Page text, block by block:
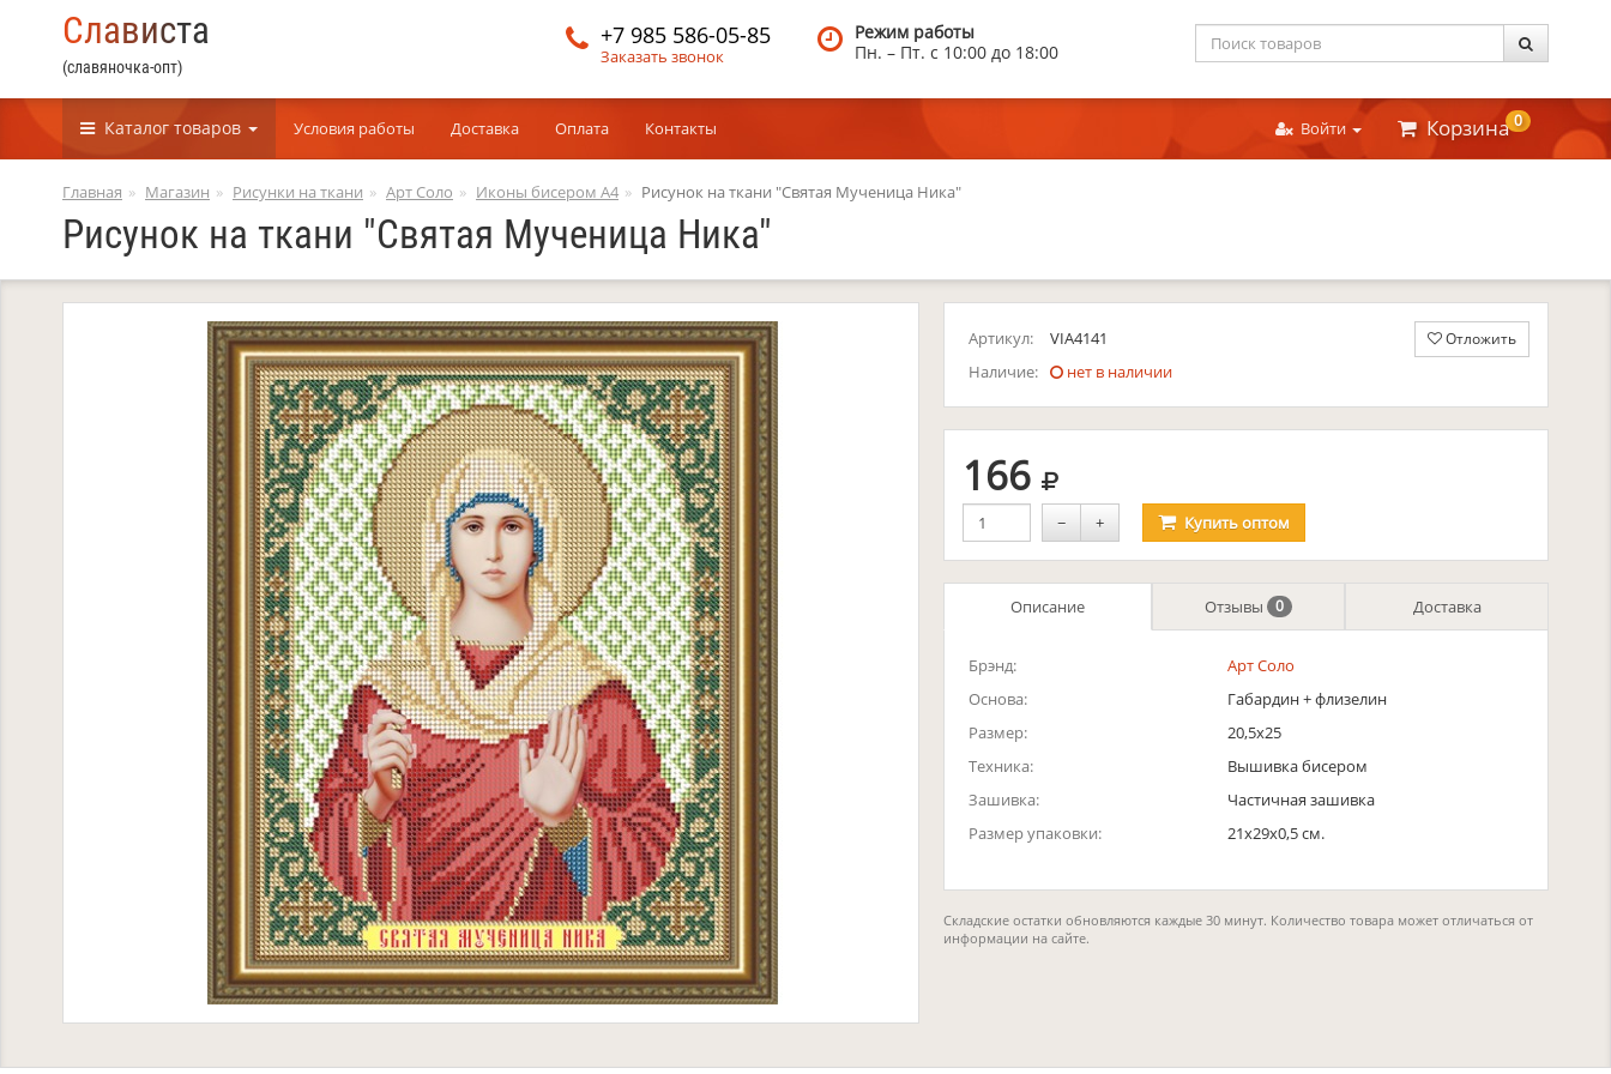
Слависта
(славяночка-опт)
+7 985 586-05-85
Заказать звонок
Режим работы
Пн. – Пт. c 10:00 до 18:00
Каталог товаров Войти Корзина0
Условия работы Доставка Оплата Контакты
Главная Магазин Рисунки на ткани Арт Соло Иконы бисером A4 Рисунок на ткани "Святая Мученица Ника"
Рисунок на ткани "Святая Мученица Ника"
Артикул:
VIA4141
Наличие:
нет в наличии
Отложить
166 руб.
− + Купитьоптом
Описание Отзывы 0 Доставка
Брэнд:
Арт Соло
Основа:
Габардин + флизелин
Размер:
20,5х25
Техника:
Вышивка бисером
Зашивка:
Частичная зашивка
Размер упаковки:
21x29x0,5 см.
Складские остатки обновляются каждые 30 минут. Количество товара может отличаться от
информации на сайте.